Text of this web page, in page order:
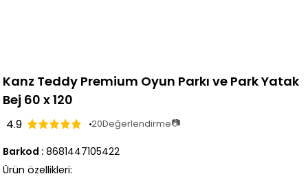
Kanz Teddy Premium Oyun Parkı ve Park Yatak
Bej 60 x 120
4.9 20Değerlendirme📷
Barkod : 8681447105422
Ürün özellikleri: